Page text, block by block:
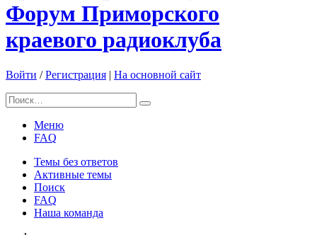
Форум Приморского
краевого радиоклуба
Войти /Регистрация | На основной сайт
Меню
FAQ
Темы без ответов
Активные темы
Поиск
FAQ
Наша команда